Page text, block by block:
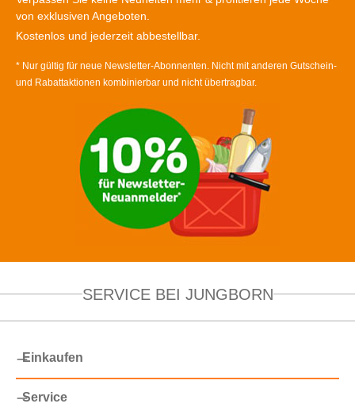
von exklusiven Angeboten.
Kostenlos und jederzeit abbestellbar.
* Nur gültig für neue Newsletter-Abonnenten. Nicht mit anderen Gutschein-
und Rabattaktionen kombinierbar und nicht übertragbar.
SERVICE BEI JUNGBORN
Einkaufen
Service